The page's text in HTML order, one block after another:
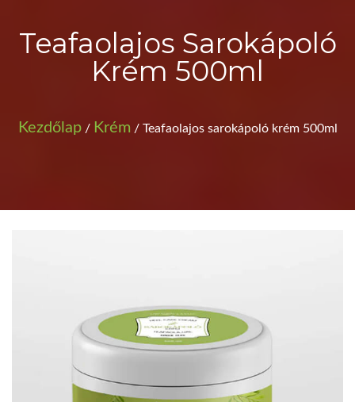
Teafaolajos Sarokápoló
Krém 500ml
Kezdőlap/ Krém/ Teafaolajos sarokápoló krém 500ml